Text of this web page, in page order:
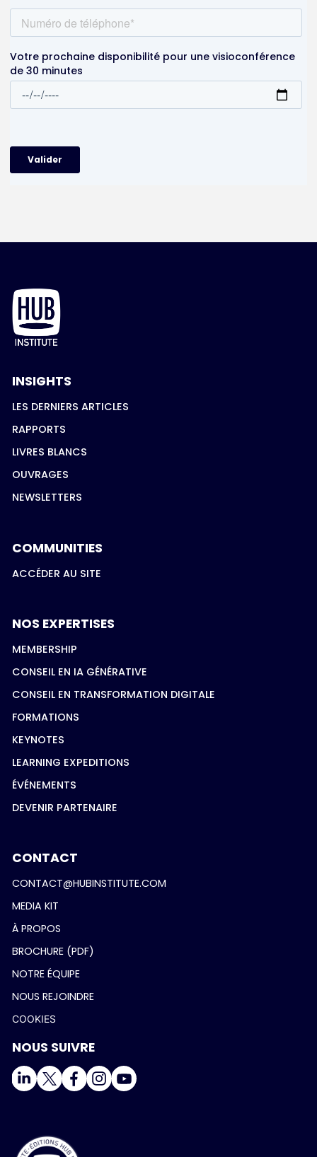
INSIGHTS
LES DERNIERS ARTICLES
RAPPORTS
LIVRES BLANCS
OUVRAGES
NEWSLETTERS
COMMUNITIES
ACCÉDER AU SITE
NOS EXPERTISES
MEMBERSHIP
CONSEIL EN IA GÉNÉRATIVE
CONSEIL EN TRANSFORMATION DIGITALE
FORMATIONS
KEYNOTES
LEARNING EXPEDITIONS
ÉVÉNEMENTS
DEVENIR PARTENAIRE
CONTACT
CONTACT@HUBINSTITUTE.COM
MEDIA KIT
À PROPOS
BROCHURE (PDF)
NOTRE ÉQUIPE
NOUS REJOINDRE
COOKIES
NOUS SUIVRE